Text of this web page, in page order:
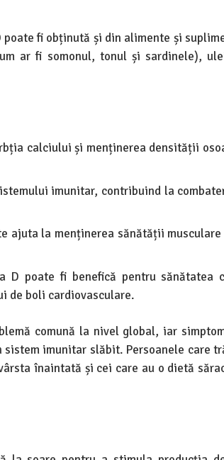
poate fi obținută și din alimente și
ar fi somonul, tonul și sardinele),
calciului și menținerea densității
imunitar, contribuind la
ajuta la menținerea sănătății
D poate fi benefică pentru sănătatea
de boli cardiovasculare.
comună la nivel global, iar
imunitar slăbit. Persoanele care
înaintată și cei care au o dietă